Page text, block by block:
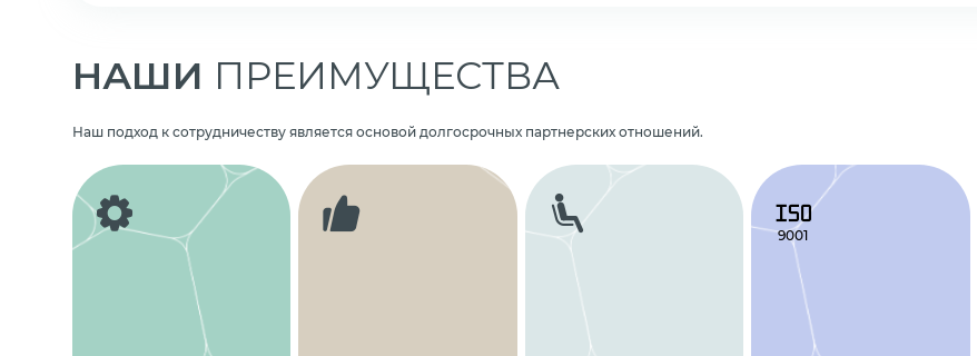
НАШИ ПРЕИМУЩЕСТВА
Наш подход к сотрудничеству является основой долгосрочных партнерских отношений.